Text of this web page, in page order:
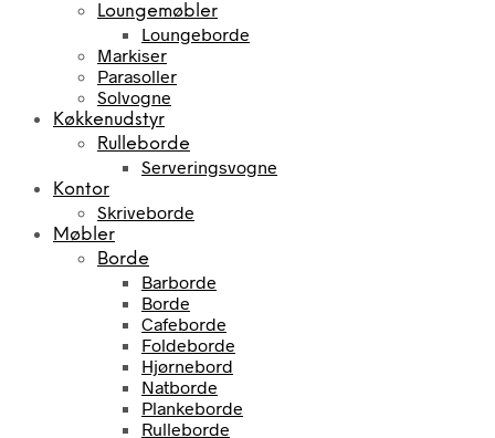
Loungemøbler
Loungeborde
Markiser
Parasoller
Solvogne
Køkkenudstyr
Rulleborde
Serveringsvogne
Kontor
Skriveborde
Møbler
Borde
Barborde
Borde
Cafeborde
Foldeborde
Hjørnebord
Natborde
Plankeborde
Rulleborde